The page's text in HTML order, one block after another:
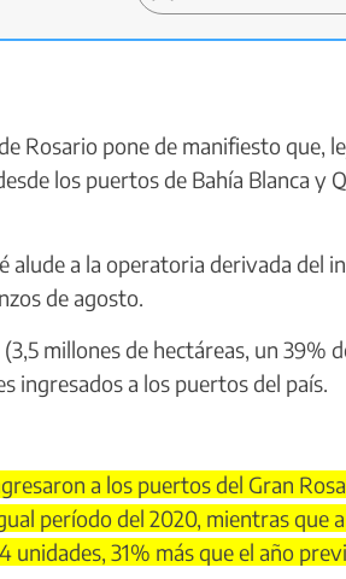
Rosario pone de manifiesto que,
los puertos de Bahía Blanca y
a la operatoria derivada del
de agosto.
millones de hectáreas, un 39%
ingresados a los puertos del país.
a los puertos del Gran
período del 2020, mientras que
31% más que el año